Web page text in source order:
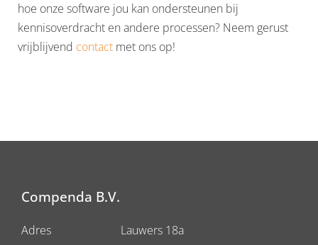
hoe onze software jou kan ondersteunen bij
kennisoverdracht en andere processen? Neem gerust
vrijblijvend contact met ons op!
Compenda B.V.
Adres
Lauwers 18a